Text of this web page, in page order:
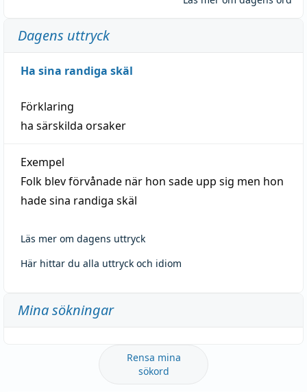
Dagens uttryck
Ha sina randiga skäl
Förklaring
ha särskilda orsaker
Exempel
Folk blev förvånade när hon sade upp sig men hon
hade sina randiga skäl
Läs mer om dagens uttryck
Här hittar du alla uttryck och idiom
Mina sökningar
Rensa mina
sökord